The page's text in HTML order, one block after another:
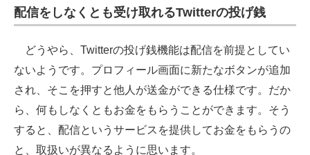
配信をしなくとも受け取れるTwitterの投げ銭
どうやら、Twitterの投げ銭機能は配信を前提としてい
ないようです。プロフィール画面に新たなボタンが追加
され、そこを押すと他人が送金ができる仕様です。だか
ら、何もしなくともお金をもらうことができます。そう
すると、配信というサービスを提供してお金をもらうの
と、取扱いが異なるように思います。